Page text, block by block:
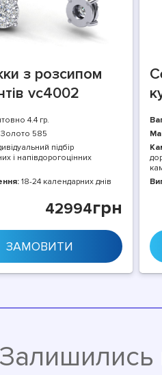
з розсипом
vc4002
4.4 гр.
585
підбір
і напівдорогоцінних
18-24 календарних днів
42994грн
ЗАМОВИТИ
Залишились